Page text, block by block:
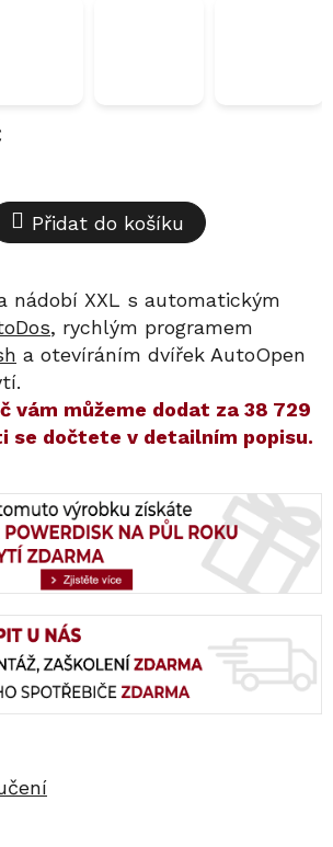
Přidat do košíku
nádobí XXL s automatickým
, rychlým programem
a otevíráním dvířek AutoOpen
vám můžeme dodat za 38 729
se dočtete v detailním popisu.